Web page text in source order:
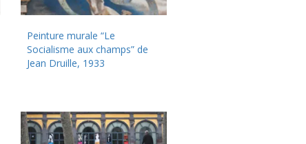
Peinture murale “Le
Socialisme aux champs” de
Jean Druille, 1933